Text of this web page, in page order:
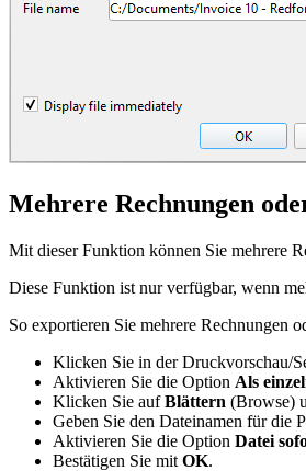
Mehrere Rechnungen
Mit dieser Funktion können Sie mehrere
Diese Funktion ist nur verfügbar, wenn
So exportieren Sie mehrere Rechnungen
Klicken Sie in der Druckvorschau/
Aktivieren Sie die Option Als
Klicken Sie aufBlättern (Browse)
Geben Sie den Dateinamen für die
Aktivieren Sie die Option Datei
Bestätigen Sie mit OK.